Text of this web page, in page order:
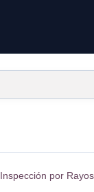
Inspección por